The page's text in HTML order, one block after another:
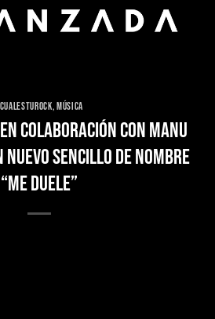
, MÚSICA
COLABORACIÓN CON MANU
NUEVO SENCILLO DE NOMBRE
“ME DUELE”